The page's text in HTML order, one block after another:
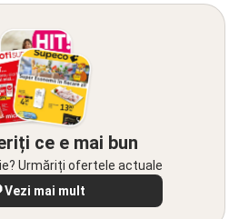
ce e mai bun
Urmăriți ofertele actuale
Vezi mai mult